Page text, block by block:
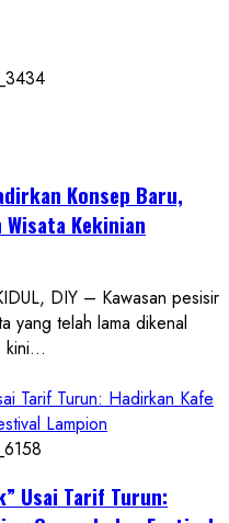
Konsep Baru,
Wisata Kekinian
DIY – Kawasan pesisir
yang telah lama dikenal
kini...
Tarif Turun: Hadirkan Kafe
Lampion
Usai Tarif Turun: